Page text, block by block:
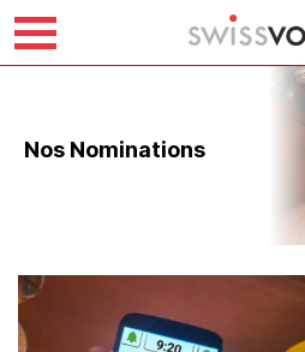
Nos Nominations